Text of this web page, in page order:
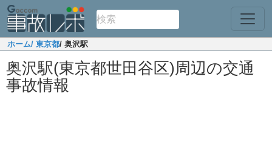
ホーム/ 東京都/ 奥沢駅
奥沢駅(東京都世田谷区)周辺の交通
事故情報